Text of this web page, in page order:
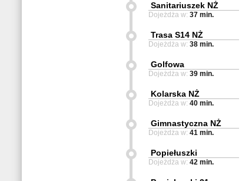
Sanitariuszek NŻ
Dojeżdża w: 37 min.
Trasa S14 NŻ
Dojeżdża w: 38 min.
Golfowa
Dojeżdża w: 39 min.
Kolarska NŻ
Dojeżdża w: 40 min.
Gimnastyczna NŻ
Dojeżdża w: 41 min.
Popiełuszki
Dojeżdża w: 42 min.